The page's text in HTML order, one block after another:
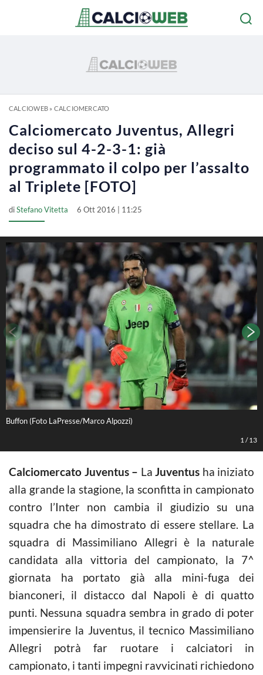
CALCIOWEB» CALCIOMERCATO
Calciomercato Juventus, Allegri
deciso sul 4-2-3-1: già
programmato il colpo per l’assalto
al Triplete [FOTO]
diStefano Vitetta 6 Ott 2016 | 11:25
Buffon (Foto LaPresse/Marco Alpozzi)
1 /13
Calciomercato Juventus – La Juventus ha iniziato
alla grande la stagione, la sconfitta in campionato
contro l’Inter non cambia il giudizio su una
squadra che ha dimostrato di essere stellare. La
squadra di Massimiliano Allegri è la naturale
candidata alla vittoria del campionato, la 7^
giornata ha portato già alla mini-fuga dei
bianconeri, il distacco dal Napoli è di quatto
punti. Nessuna squadra sembra in grado di poter
impensierire la Juventus, il tecnico Massimiliano
Allegri potrà far ruotare i calciatori in
campionato, i tanti impegni ravvicinati richiedono